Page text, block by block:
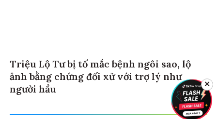
Triệu Lộ Tư bị tố mắc bệnh ngôi sao, lộ
ảnh bằng chứng đối xử với trợ lý như
người hầu
✕